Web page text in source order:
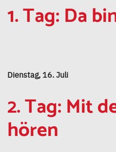
1. Tag: Da
Dienstag, 16. Juli
2. Tag: Mit
hören